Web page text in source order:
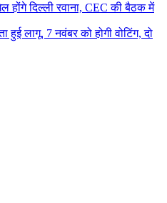
दिल्ली रवाना, CEC की बैठक में
हुई लागू, 7 नवंबर को होगी वोटिंग, दो